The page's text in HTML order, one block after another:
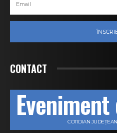
CONTACT
COTIDIAN JUDEȚEAN